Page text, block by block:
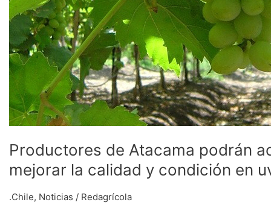
Productores de Atacama podrán
mejorar la calidad y condición en
.Chile, Noticias / Redagrícola